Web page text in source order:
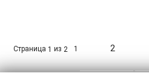
Страница 1 из 2 1 2